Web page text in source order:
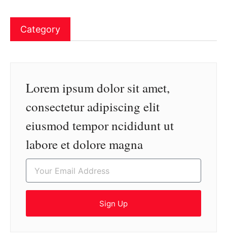
Category
Lorem ipsum dolor sit amet,
consectetur adipiscing elit
eiusmod tempor ncididunt ut
labore et dolore magna
Sign Up